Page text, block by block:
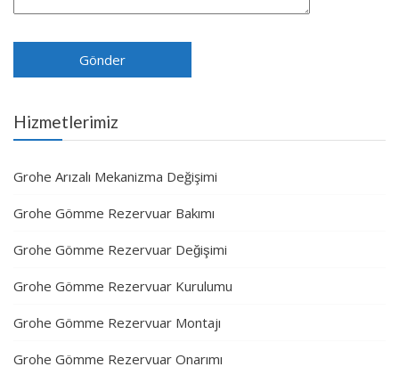
Hizmetlerimiz
Grohe Arızalı Mekanizma Değişimi
Grohe Gömme Rezervuar Bakımı
Grohe Gömme Rezervuar Değişimi
Grohe Gömme Rezervuar Kurulumu
Grohe Gömme Rezervuar Montajı
Grohe Gömme Rezervuar Onarımı